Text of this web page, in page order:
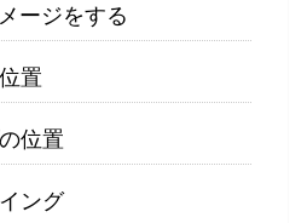
ージをする
置
位置
ング